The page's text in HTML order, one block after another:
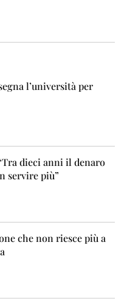
l’università per
dieci anni il denaro
servire più”
che non riesce più a